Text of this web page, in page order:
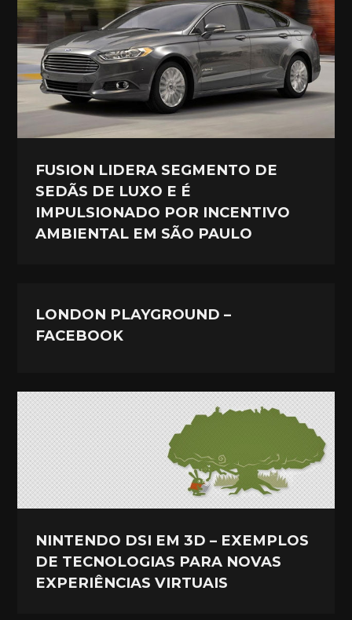
FUSION LIDERA SEGMENTO DE
SEDÃS DE LUXO E É
IMPULSIONADO POR INCENTIVO
AMBIENTAL EM SÃO PAULO
LONDON PLAYGROUND –
FACEBOOK
NINTENDO DSI EM 3D – EXEMPLOS
DE TECNOLOGIAS PARA NOVAS
EXPERIÊNCIAS VIRTUAIS